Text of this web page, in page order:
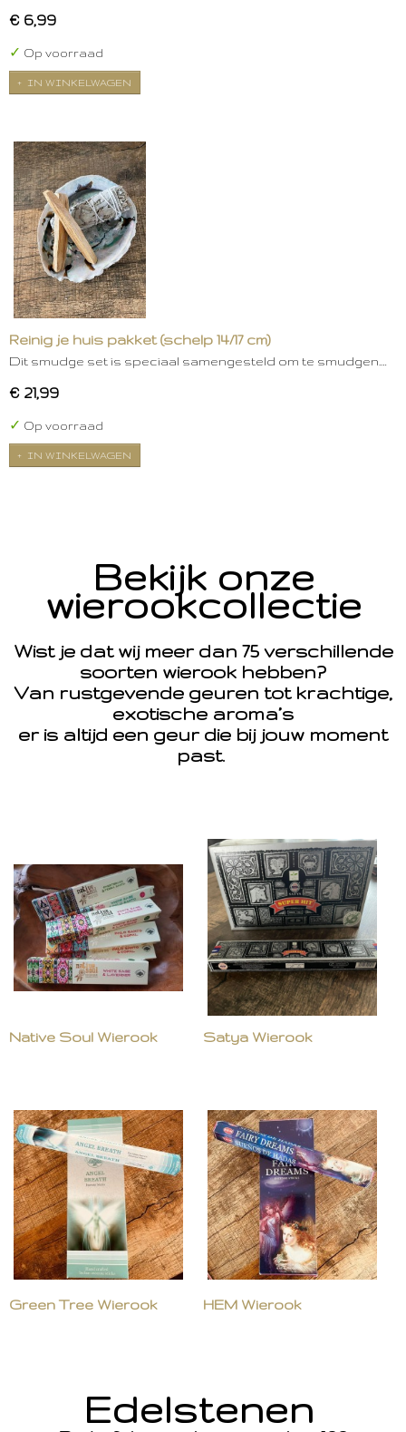
€ 6,99
✓ Op voorraad
IN WINKELWAGEN
Reinig je huis pakket (schelp 14/17 cm)
Dit smudge set is speciaal samengesteld om te smudgen.…
€ 21,99
✓ Op voorraad
IN WINKELWAGEN
Bekijk onze
wierookcollectie
Wist je dat wij meer dan 75 verschillende
soorten wierook hebben?
Van rustgevende geuren tot krachtige,
exotische aroma’s
er is altijd een geur die bij jouw moment
past.
Native Soul Wierook Satya Wierook
Green Tree Wierook HEM Wierook
Edelstenen